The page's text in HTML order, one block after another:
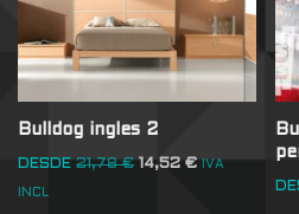
Bulldog ingles 2
DESDE 21,78€ 14,52 € IVA
INCL